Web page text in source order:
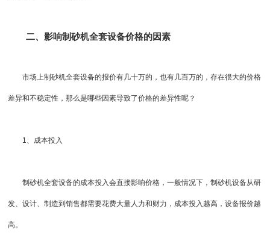
二、影响制砂机全套设备价格的因素
市场上制砂机全套设备的报价有几十万的，也有几百万的，存在很大的价格
差异和不稳定性，那么是哪些因素导致了价格的差异性呢？
1、成本投入
制砂机全套设备的成本投入会直接影响价格，一般情况下，制砂机设备从研
发、设计、制造到销售都需要花费大量人力和财力，成本投入越高，设备报价越
高。